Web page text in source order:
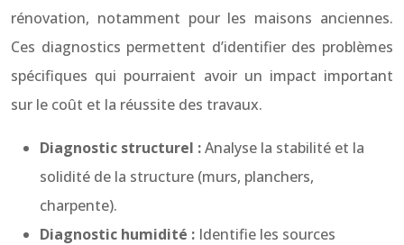
rénovation, notamment pour les maisons anciennes.
Ces diagnostics permettent d’identifier des problèmes
spécifiques qui pourraient avoir un impact important
sur le coût et la réussite des travaux.
Diagnostic structurel :Analyse la stabilité et la
solidité de la structure (murs, planchers,
charpente).
Diagnostic humidité : Identifie les sources